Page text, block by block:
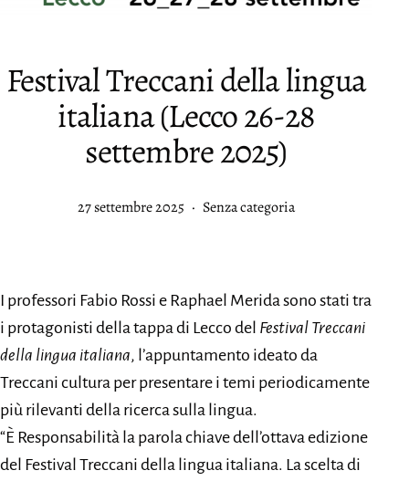
Festival Treccani della lingua
italiana (Lecco 26-28
settembre 2025)
Pubblicato
27 settembre 2025 Categorie:
Senza categoria
I professori Fabio Rossi e Raphael Merida sono stati tra
i protagonisti della tappa di Lecco del Festival Treccani
della lingua italiana, l’appuntamento ideato da
Treccani cultura per presentare i temi periodicamente
più rilevanti della ricerca sulla lingua.
“È Responsabilità la parola chiave dell’ottava edizione
del Festival Treccani della lingua italiana. La scelta di